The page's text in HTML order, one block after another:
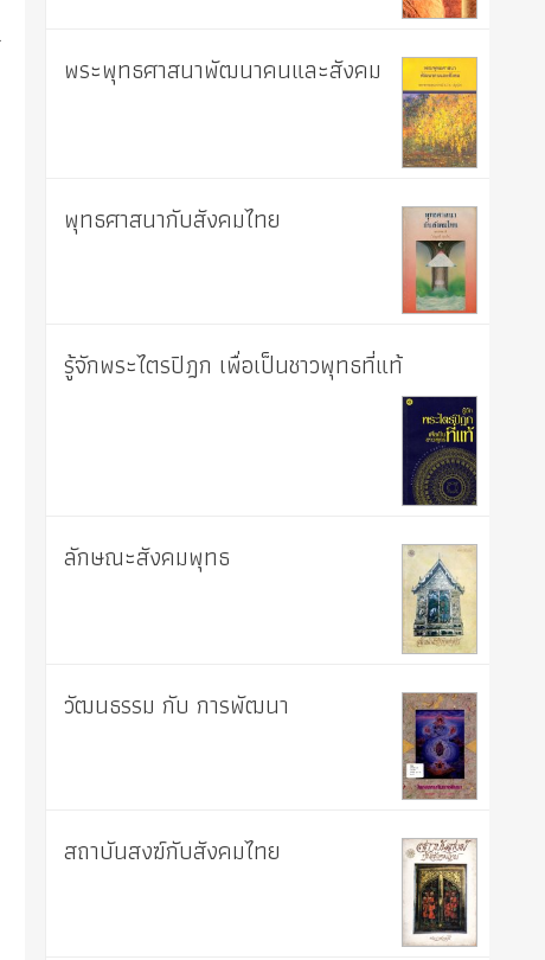
พระพุทธศาสนาพัฒนาคนและสังคม
พุทธศาสนากับสังคมไทย
รู้จักพระไตรปิฎก เพื่อเป็นชาวพุทธที่แท้
ลักษณะสังคมพุทธ
วัฒนธรรม กับ การพัฒนา
สถาบันสงฆ์กับสังคมไทย